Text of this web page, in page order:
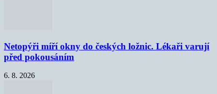
Netopýři míří okny do českých ložnic. Lékaři varují
před pokousáním
6. 8. 2026